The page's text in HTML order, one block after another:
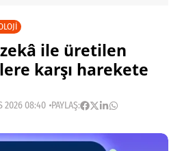
ile üretilen
karşı harekete
2026 08:40 PAYLAŞ: